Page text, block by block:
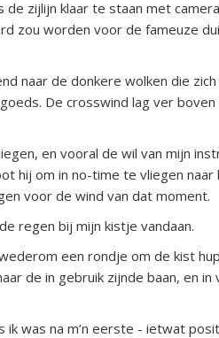
zijlijn klaar te staan met
zou worden voor de fameuze
naar de donkere wolken die
De crosswind lag ver
en vooral de wil van mijn
hij om in no-time te vliegen
voor de wind van dat moment.
regen bij mijn kistje vandaan.
een rondje om de kist
de in gebruik zijnde baan, en
ik was na m’n eerste - ietwat